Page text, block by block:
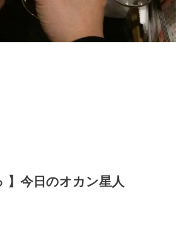
】今日のオカン星人